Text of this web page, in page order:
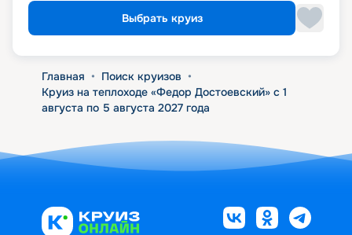
Выбрать круиз
Главная • Поиск круизов •
Круиз на теплоходе «Федор Достоевский» с 1
августа по 5 августа 2027 года